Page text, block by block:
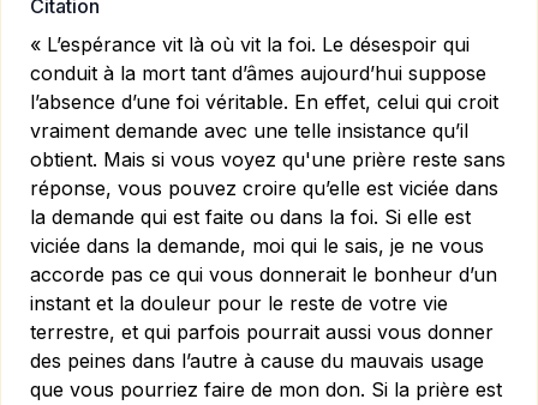
Citation
« L’espérance vit là où vit la foi. Le désespoir qui
conduit à la mort tant d’âmes aujourd’hui suppose
l’absence d’une foi véritable. En effet, celui qui croit
vraiment demande avec une telle insistance qu’il
obtient. Mais si vous voyez qu'une prière reste sans
réponse, vous pouvez croire qu’elle est viciée dans
la demande qui est faite ou dans la foi. Si elle est
viciée dans la demande, moi qui le sais, je ne vous
accorde pas ce qui vous donnerait le bonheur d’un
instant et la douleur pour le reste de votre vie
terrestre, et qui parfois pourrait aussi vous donner
des peines dans l’autre à cause du mauvais usage
que vous pourriez faire de mon don. Si la prière est